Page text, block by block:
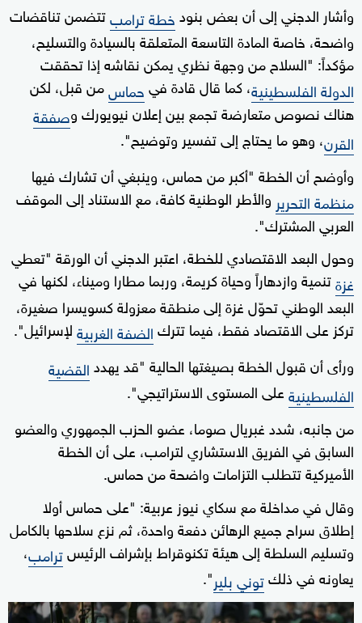
وأشار الدجني إلى أن بعض بنودخطة ترامبتتضمن تناقضات
واضحة، خاصة المادة التاسعة المتعلقة بالسيادة والتسليح،
مؤكداً: "السلاح من وجهة نظري يمكن نقاشه إذا تحققت
الدولة الفلسطينية، كما قال قادة فيحماسمن قبل، لكن
هناك نصوص متعارضة تجمع بين إعلان نيويورك وصفقة
القرن، وهو ما يحتاج إلى تفسير وتوضيح".
وأوضح أن الخطة "أكبر من حماس، وينبغي أن تشارك فيها
منظمة التحرير والأطر الوطنية كافة، مع الاستناد إلى الموقف
العربي المشترك".
وحول البعد الاقتصادي للخطة، اعتبر الدجني أن الورقة "تعطي
غزةتنمية وازدهاراً وحياة كريمة، وربما مطارا وميناء، لكنها في
البعد الوطني تحوّل غزة إلى منطقة معزولة كسويسرا صغيرة،
تركز على الاقتصاد فقط، فيما تتركالضفة الغربيةلإسرائيل".
ورأى أن قبول الخطة بصيغتها الحالية "قد يهددالقضية
الفلسطينيةعلى المستوى الاستراتيجي".
من جانبه، شدد غبريال صوما، عضو الحزب الجمهوري والعضو
السابق في الفريق الاستشاري لترامب، على أن الخطة
الأميركية تتطلب التزامات واضحة من حماس.
وقال في مداخلة مع سكاي نيوز عربية: "على حماس أولا
إطلاق سراح جميع الرهائن دفعة واحدة، ثم نزع سلاحها بالكامل
وتسليم السلطة إلى هيئة تكنوقراط بإشراف الرئيسترامب،
يعاونه في ذلكتوني بلير".
0